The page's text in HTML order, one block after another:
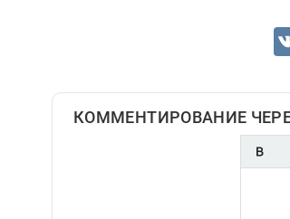
КОММЕНТИРОВАНИЕ